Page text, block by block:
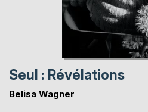
Seul : Révélations
Belisa Wagner